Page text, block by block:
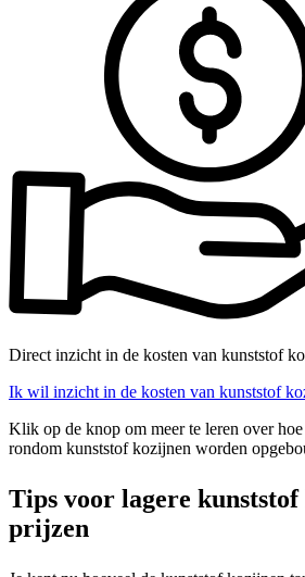
Direct inzicht in de kosten van kunststof
Ik wil inzicht in de kosten van kunststof
Klik op de knop om meer te leren over
rondom kunststof kozijnen worden
Tips voor lagere
prijzen